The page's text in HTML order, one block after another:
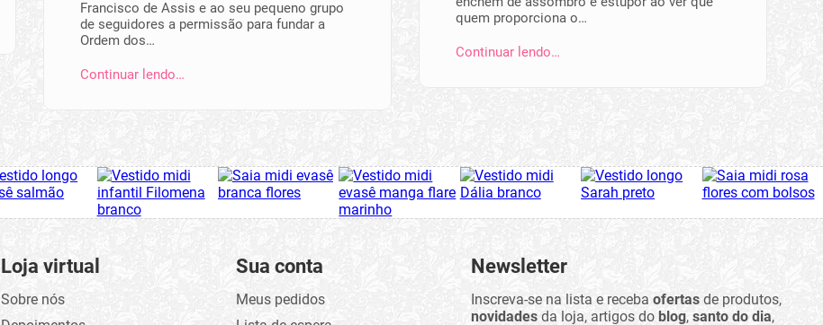
Francisco de Assis e ao seu pequeno grupo
de seguidores a permissão para fundar a
Ordem dos…
Continuar lendo…
quem proporciona o…
Continuar lendo…
Loja virtual
Sobre nós
Sua conta
Meus pedidos
Newsletter
Inscreva-se na lista e receba ofertasde produtos,
novidadesda loja, artigos do blog, santo do dia,